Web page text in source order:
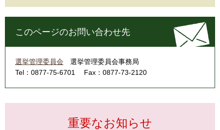
このページのお問い合わせ先
選挙管理委員会
選挙管理委員会事務局
Tel：0877-75-6701
Fax：0877-73-2120
重要なお知らせ